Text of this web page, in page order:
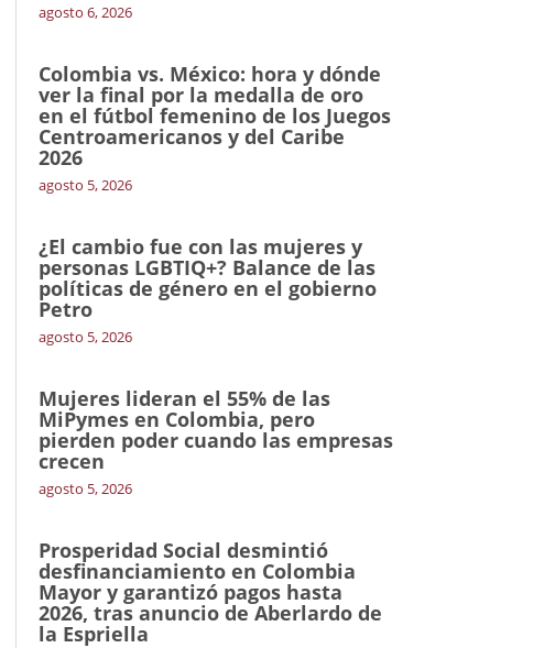
agosto 6, 2026
Colombia vs. México: hora y dónde
ver la final por la medalla de oro
en el fútbol femenino de los Juegos
Centroamericanos y del Caribe
2026
agosto 5, 2026
¿El cambio fue con las mujeres y
personas LGBTIQ+? Balance de las
políticas de género en el gobierno
Petro
agosto 5, 2026
Mujeres lideran el 55% de las
MiPymes en Colombia, pero
pierden poder cuando las empresas
crecen
agosto 5, 2026
Prosperidad Social desmintió
desfinanciamiento en Colombia
Mayor y garantizó pagos hasta
2026, tras anuncio de Aberlardo de
la Espriella